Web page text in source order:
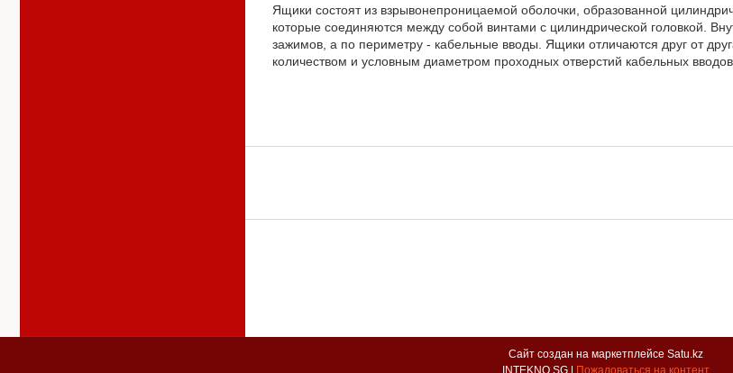
Ящики состоят из взрывонепроницаемой оболочки, образованной
которые соединяются между собой винтами с цилиндрической головкой.
зажимов, а по периметру - кабельные вводы. Ящики отличаются друг от
количеством и условным диаметром проходных отверстий кабельных
Сайт создан на маркетплейсе Satu.kz